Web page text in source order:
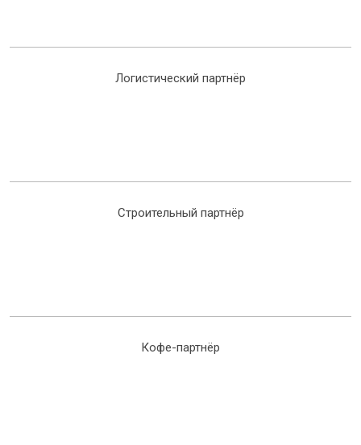
Логистический партнёр
Строительный партнёр
Кофе-партнёр